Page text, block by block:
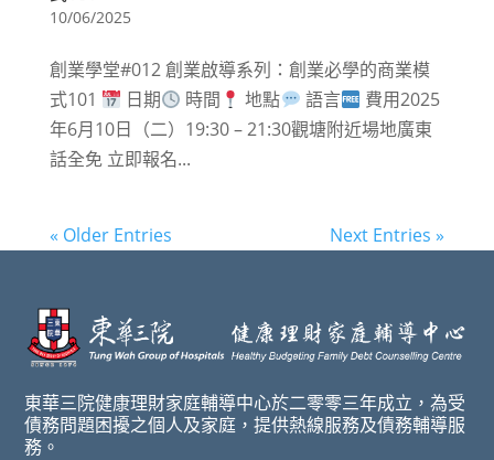
10/06/2025
創業學堂#012 創業啟導系列：創業必學的商業模
式101
日期 時間 地點 語言
費用2025
年6月10日（二）19:30 – 21:30觀塘附近場地廣東
話全免 立即報名...
« Older Entries Next Entries »
東華三院健康理財家庭輔導中心於二零零三年成立，為受
債務問題困擾之個人及家庭，提供熱線服務及債務輔導服
務。